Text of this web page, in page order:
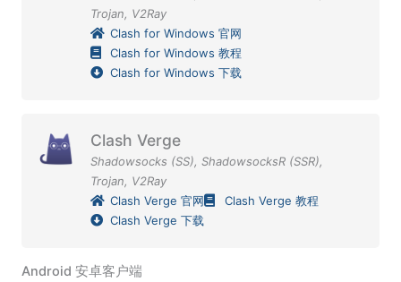
Trojan, V2Ray
Clash for Windows 官网
Clash for Windows 教程
Clash for Windows 下载
Clash Verge
Shadowsocks (SS), ShadowsocksR (SSR),
Trojan, V2Ray
Clash Verge 官网
Clash Verge 教程
Clash Verge 下载
Android 安卓客户端